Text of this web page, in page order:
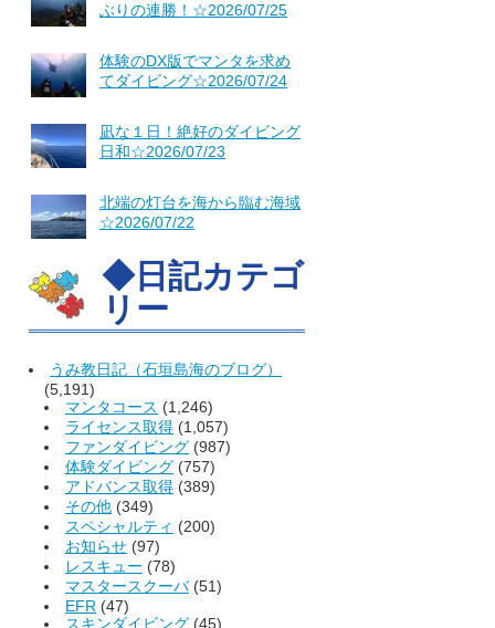
ぶりの連勝！☆2026/07/25
体験のDX版でマンタを求め
てダイビング☆2026/07/24
凪な１日！絶好のダイビング
日和☆2026/07/23
北端の灯台を海から臨む海域
☆2026/07/22
◆日記カテゴ
リー
うみ教日記（石垣島海のブログ）
(5,191)
マンタコース (1,246)
ライセンス取得 (1,057)
ファンダイビング (987)
体験ダイビング (757)
アドバンス取得 (389)
その他 (349)
スペシャルティ (200)
お知らせ (97)
レスキュー (78)
マスタースクーバ(51)
EFR (47)
スキンダイビング (45)